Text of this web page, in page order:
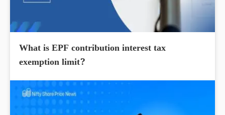
What is EPF contribution interest tax
exemption limit?